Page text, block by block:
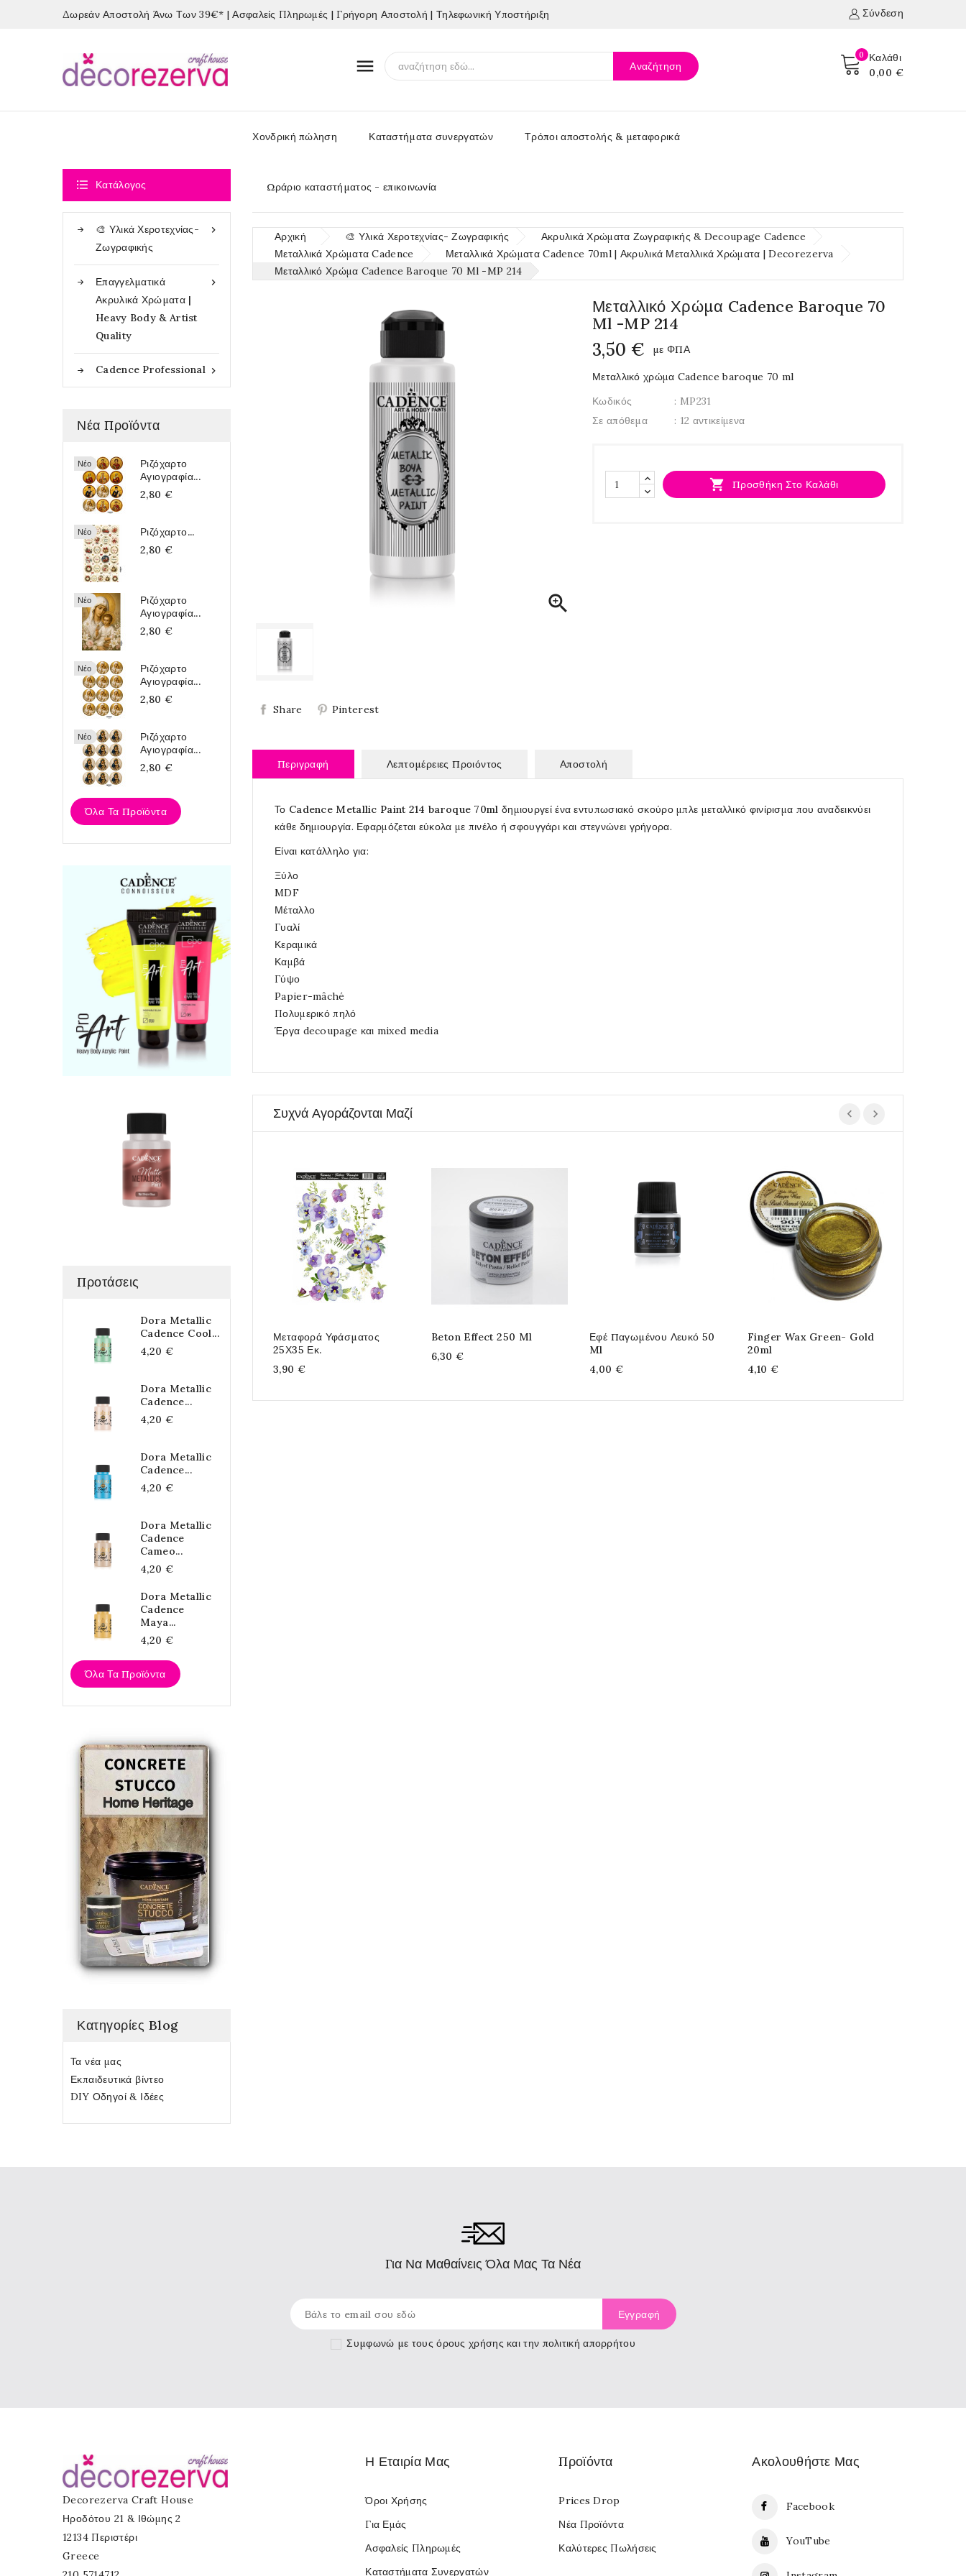
Δωρεάν Αποστολή Άνω Των 39€* | Ασφαλείς Πληρωμές | Γρήγορη Αποστολή | Τηλεφωνική Υποστήριξη Σύνδεση
0
Καλάθι
0,00 €
 Αναζήτηση
Χονδρική πώληση Καταστήματα συνεργατών Τρόποι αποστολής & μεταφορικά
Ωράριο καταστήματος - επικοινωνία
 Κατάλογος

🎨 Υλικά Χεροτεχνίας-
Ζωγραφικής

Επαγγελματικά
Ακρυλικά Χρώματα |
Heavy Body & Artist
Quality

Cadence Professional
Νέα Προϊόντα
Νέο
Ριζόχαρτο
Αγιογραφία...
2,80 €
Νέο
Ριζόχαρτο...
2,80 €
Νέο
Ριζόχαρτο
Αγιογραφία...
2,80 €
Νέο
Ριζόχαρτο
Αγιογραφία...
2,80 €
Νέο
Ριζόχαρτο
Αγιογραφία...
2,80 €
Όλα Τα Προϊόντα
Προτάσεις
Dora Metallic
Cadence Cool...
4,20 €
Dora Metallic
Cadence...
4,20 €
Dora Metallic
Cadence...
4,20 €
Dora Metallic
Cadence
Cameo...
4,20 €
Dora Metallic
Cadence
Maya...
4,20 €
Όλα Τα Προϊόντα
Κατηγορίες Blog
Τα νέα μας
Εκπαιδευτικά βίντεο
DIY Οδηγοί & Ιδέες
Αρχική 🎨 Υλικά Χεροτεχνίας- Ζωγραφικής
Ακρυλικά Χρώματα Ζωγραφικής & Decoupage Cadence
Μεταλλικά Χρώματα Cadence
Μεταλλικά Χρώματα Cadence 70ml | Ακρυλικά Μεταλλικά Χρώματα | Decorezerva
Μεταλλικό Χρώμα Cadence Baroque 70 Ml -MP 214

Share Pinterest
Μεταλλικό Χρώμα Cadence Baroque 70
Ml -MP 214
3,50 € με ΦΠΑ
Μεταλλικό χρώμα Cadence baroque 70 ml
Κωδικός
: MP231
Σε απόθεμα
: 12 αντικείμενα
 Προσθήκη Στο Καλάθι
Περιγραφή Λεπτομέρειες Προιόντος Αποστολή
Το Cadence Metallic Paint 214 baroque 70ml δημιουργεί ένα εντυπωσιακό σκούρο μπλε μεταλλικό φινίρισμα που αναδεικνύει
κάθε δημιουργία. Εφαρμόζεται εύκολα με πινέλο ή σφουγγάρι και στεγνώνει γρήγορα.
Είναι κατάλληλο για:
Ξύλο
MDF
Μέταλλο
Γυαλί
Κεραμικά
Καμβά
Γύψο
Papier-mâché
Πολυμερικό πηλό
Έργα decoupage και mixed media
Συχνά Αγοράζονται Μαζί
Μεταφορά Υφάσματος
25Χ35 Εκ.
3,90 €
Beton Effect 250 Ml
6,30 €
Εφέ Παγωμένου Λευκό 50
Ml
4,00 €
Finger Wax Green- Gold
20ml
4,10 €
Για Να Μαθαίνεις Όλα Μας Τα Νέα
Συμφωνώ με τουςόρους χρήσης και την πολιτική απορρήτου
Ακολουθήστε Μας
Facebook
YouTube
Decorezerva Craft House
Ηροδότου 21 & Ιθώμης 2
12134 Περιστέρι
Greece
Προϊόντα
Prices Drop
Νέα Προϊόντα
Καλύτερες Πωλήσεις
Η Εταιρία Μας
Όροι Χρήσης
Για Εμάς
Ασφαλείς Πληρωμές
Καταστήματα Συνεργατών